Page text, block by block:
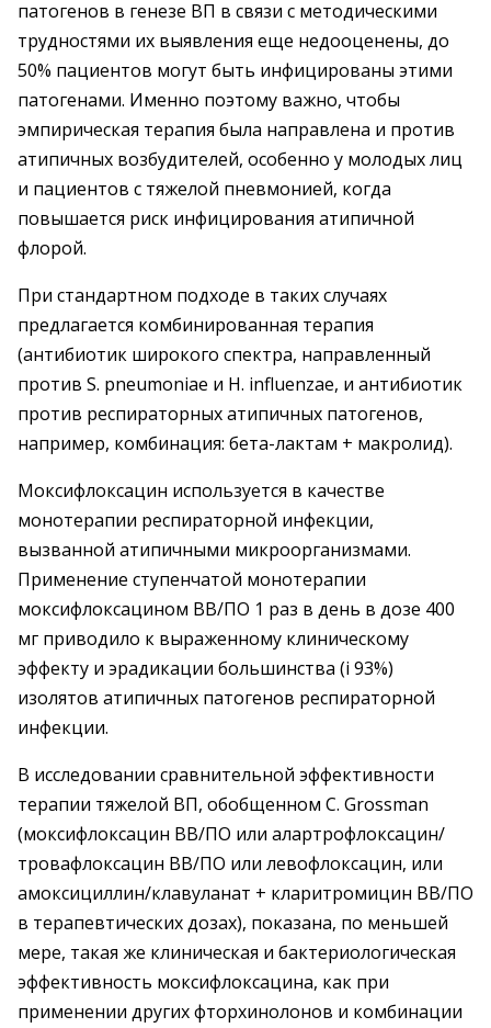
патогенов в генезе ВП в связи с методическими
трудностями их выявления еще недооценены, до
50% пациентов могут быть инфицированы этими
патогенами. Именно поэтому важно, чтобы
эмпирическая терапия была направлена и против
атипичных возбудителей, особенно у молодых лиц
и пациентов с тяжелой пневмонией, когда
повышается риск инфицирования атипичной
флорой.
При стандартном подходе в таких случаях
предлагается комбинированная терапия
(антибиотик широкого спектра, направленный
против S. pneumoniae и H. influenzae, и антибиотик
против респираторных атипичных патогенов,
например, комбинация: бета-лактам + макролид).
Моксифлоксацин используется в качестве
монотерапии респираторной инфекции,
вызванной атипичными микроорганизмами.
Применение ступенчатой монотерапии
моксифлоксацином ВВ/ПО 1 раз в день в дозе 400
мг приводило к выраженному клиническому
эффекту и эрадикации большинства (і 93%)
изолятов атипичных патогенов респираторной
инфекции.
В исследовании сравнительной эффективности
терапии тяжелой ВП, обобщенном C. Grossman
(моксифлоксацин ВВ/ПО или алартрофлоксацин/
тровафлоксацин ВВ/ПО или левофлоксацин, или
амоксициллин/клавуланат + кларитромицин ВВ/ПО
в терапевтических дозах), показана, по меньшей
мере, такая же клиническая и бактериологическая
эффективность моксифлоксацина, как при
применении других фторхинолонов и комбинации